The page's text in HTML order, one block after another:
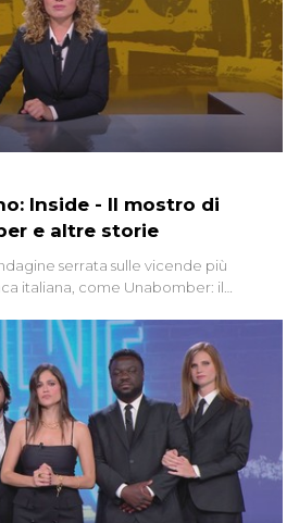
Inside - Il mostro di
e altre storie
serrata sulle vicende più
italiana, come Unabomber: il
potrebbe essere ancora in
inoltre le zone d'ombra sul Mostro di
appaiono ancora oggi avvolte in un
Nel corso dello speciale anche
Romano, realizzata ne...